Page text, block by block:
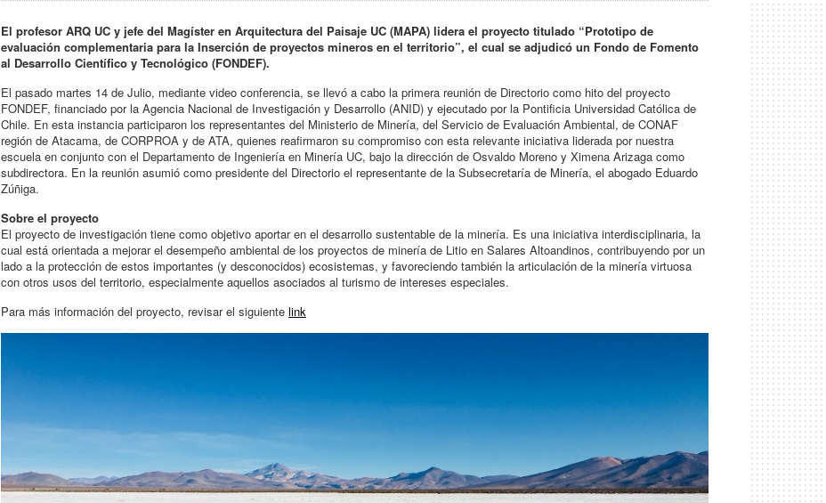
El profesor ARQ UC y jefe del Magíster en Arquitectura del Paisaje UC (MAPA) lidera el proyecto titulado “Prototipo de
evaluación complementaria para la Inserción de proyectos mineros en el territorio”, el cual se adjudicó un Fondo de Fomento
al Desarrollo Científico y Tecnológico (FONDEF).
El pasado martes 14 de Julio, mediante video conferencia, se llevó a cabo la primera reunión de Directorio como hito del proyecto
FONDEF, financiado por la Agencia Nacional de Investigación y Desarrollo (ANID) y ejecutado por la Pontificia Universidad Católica de
Chile. En esta instancia participaron los representantes del Ministerio de Minería, del Servicio de Evaluación Ambiental, de CONAF
región de Atacama, de CORPROA y de ATA, quienes reafirmaron su compromiso con esta relevante iniciativa liderada por nuestra
escuela en conjunto con el Departamento de Ingeniería en Minería UC, bajo la dirección de Osvaldo Moreno y Ximena Arizaga como
subdirectora. En la reunión asumió como presidente del Directorio el representante de la Subsecretaría de Minería, el abogado Eduardo
Zúñiga.
Sobre el proyecto
El proyecto de investigación tiene como objetivo aportar en el desarrollo sustentable de la minería. Es una iniciativa interdisciplinaria, la
cual está orientada a mejorar el desempeño ambiental de los proyectos de minería de Litio en Salares Altoandinos, contribuyendo por un
lado a la protección de estos importantes (y desconocidos) ecosistemas, y favoreciendo también la articulación de la minería virtuosa
con otros usos del territorio, especialmente aquellos asociados al turismo de intereses especiales.
Para más información del proyecto, revisar el siguiente link